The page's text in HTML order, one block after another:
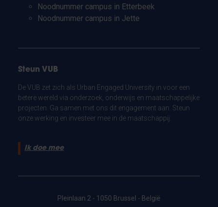
Noodnummer campus in Etterbeek
Noodnummer campus in Jette
Steun VUB
De VUB zet zich als Urban Engaged University in voor een
betere wereld via onderzoek, onderwijs en maatschappelijke
projecten. Ga samen met ons dit engagement aan. Steun
onze werking en investeer mee in de maatschappij.
Ik doe mee
Pleinlaan 2 - 1050 Brussel - België